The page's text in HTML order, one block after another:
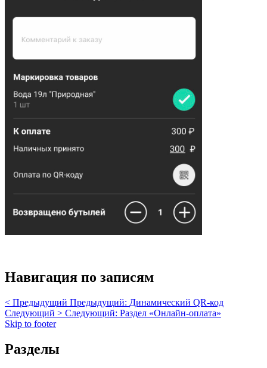
Навигация по записям
< Предыдущий Предыдущий: Динамический QR-код
Следующий > Следующий: Раздел «Онлайн-оплата»
Skip to footer
Разделы